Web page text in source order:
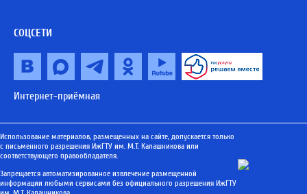
СОЦСЕТИ
Интернет-приёмная
Использование материалов, размещенных на сайте, допускается только
с письменного разрешения ИжГТУ им. М.Т. Калашникова или
соответствующего правообладателя.
Запрещается автоматизированное извлечение размещенной
информации любыми сервисами без официального разрешения ИжГТУ